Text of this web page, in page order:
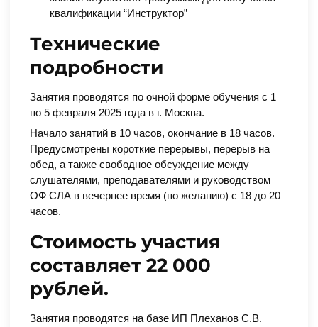
квалификации “Инструктор”
Технические
подробности
Занятия проводятся по очной форме обучения с 1
по 5 февраля 2025 года в г. Москва.
Начало занятий в 10 часов, окончание в 18 часов.
Предусмотрены короткие перерывы, перерыв на
обед, а также свободное обсуждение между
слушателями, преподавателями и руководством
ОФ СЛА в вечернее время (по желанию) с 18 до 20
часов.
Стоимость участия
составляет 22 000
рублей.
Занятия проводятся на базе ИП Плеханов С.В.